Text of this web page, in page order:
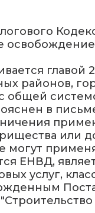
главой
районов,
общей
в
или
могут
ЕНВД,
услуг,